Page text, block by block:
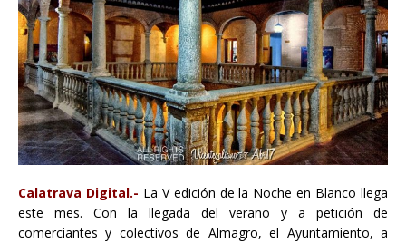
Calatrava Digital.- La V edición de la Noche en Blanco llega
este mes. Con la llegada del verano y a petición de
comerciantes y colectivos de Almagro, el Ayuntamiento, a